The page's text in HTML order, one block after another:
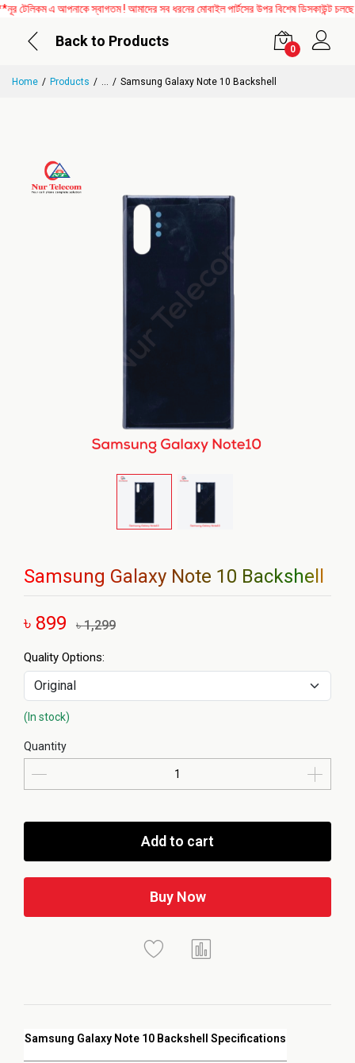
এ আপনাকে স্বাগতম ! আমাদের সব ধরনের মোবাইল পার্টসের উপর বিশেষ ডিসকাউন্ট
Back to Products
0
Home Products ... Samsung Galaxy Note 10 Backshell
Samsung Galaxy Note 10 Backshell
৳ 899 ৳ 1,299
Samsung Galaxy Note 10 Backshell Specifications
Quality Options:
(In stock)
Quantity
Add to cart
Buy Now